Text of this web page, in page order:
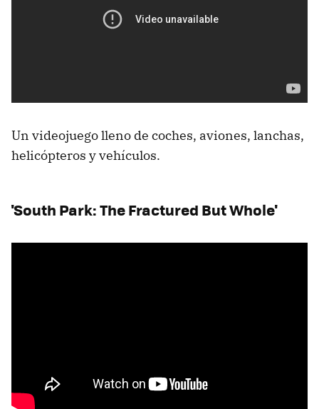
Un videojuego lleno de coches, aviones, lanchas,
helicópteros y vehículos.
'South Park: The Fractured But Whole'